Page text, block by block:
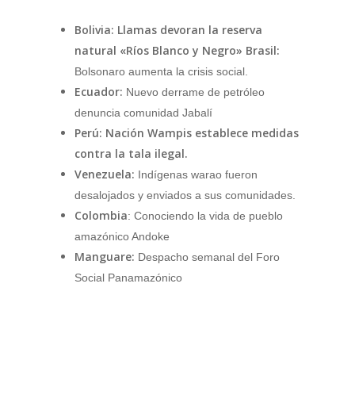
Bolivia: Llamas devoran la reserva
natural «Ríos Blanco y Negro» Brasil:
Bolsonaro aumenta la crisis social.
Ecuador: Nuevo derrame de petróleo
denuncia comunidad Jabalí
Perú: Nación Wampis establece medidas
contra la tala ilegal.
Venezuela: Indígenas warao fueron
desalojados y enviados a sus comunidades.
Colombia: Conociendo la vida de pueblo
amazónico Andoke
Manguare: Despacho semanal del Foro
Social Panamazónico